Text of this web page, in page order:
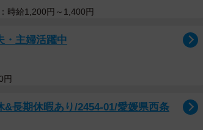
時給1,200円～1,400円
・主婦活躍中
円
長期休暇あり/2454-01/愛媛県西条